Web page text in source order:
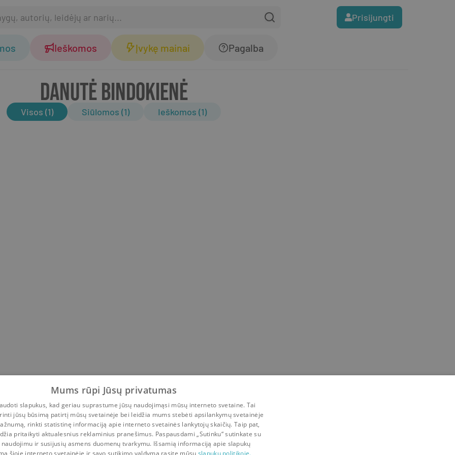
Prisijungti
Ieškomos Įvykę mainai Pagalba
DANUTĖ BINDOKIENĖ
Visos (1) Siūlomos (1) Ieškomos (1)
Mums rūpi Jūsų privatumas
slapukus, kad geriau suprastume jūsų naudojimąsi mūsų interneto svetaine. Tai
jūsų būsimą patirtį mūsų svetainėje bei leidžia mums stebėti apsilankymų svetainėje
rinkti statistinę informaciją apie interneto svetainės lankytojų skaičių. Taip pat,
pritaikyti aktualesnius reklaminius pranešimus. Paspausdami „Sutinku“ sutinkate su
ir susijusių asmens duomenų tvarkymu. Išsamią informaciją apie slapukų
šioje interneto svetainėje ir savo sutikimo valdymą rasite mūsų slapukų politikoje.